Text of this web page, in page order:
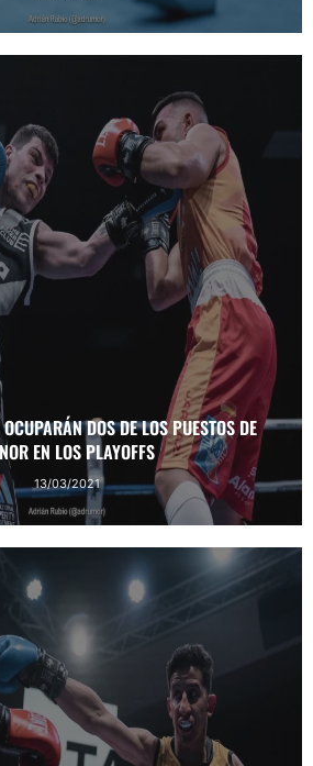
DOS DE LOS PUESTOS DE
EN LOS PLAYOFFS
13/03/2021